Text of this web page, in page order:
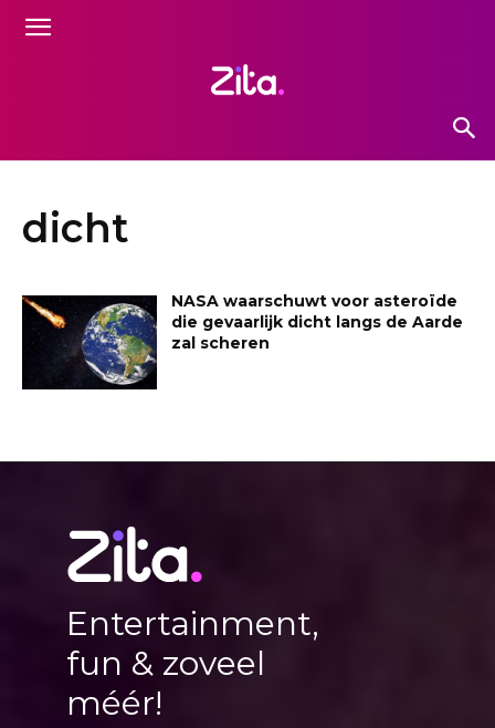
dicht
NASA waarschuwt voor asteroïde
die gevaarlijk dicht langs de Aarde
zal scheren
Entertainment,
fun & zoveel
méér!